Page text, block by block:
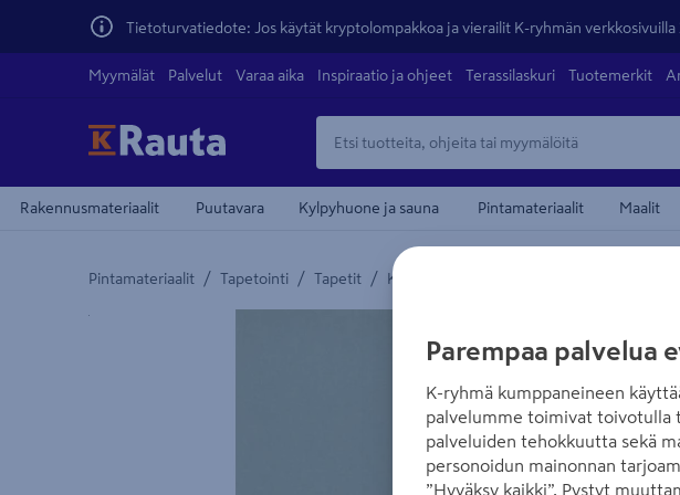
Tietoturvatiedote: Jos käytät kryptolompakkoa ja vierailit K-ryhmän verkkosivuilla
Myymälät Palvelut Varaa aika Inspiraatio ja ohjeet Terassilaskuri Tuotemerkit
Rakennusmateriaalit Puutavara Kylpyhuone ja sauna Pintamateriaalit Maalit
Pintamateriaalit / Tapetointi / Tapetit / Kuitutapetit
Yksityiskohtainen kuvaus löytyy Tuotteen kuvaus -maamerkistä
Parempaa palvelua
K-ryhmä kumppaneineen
palvelumme toimivat toivotulla
palveluiden tehokkuutta sekä
personoidun mainonnan
”Hyväksy kaikki”. Pystyt